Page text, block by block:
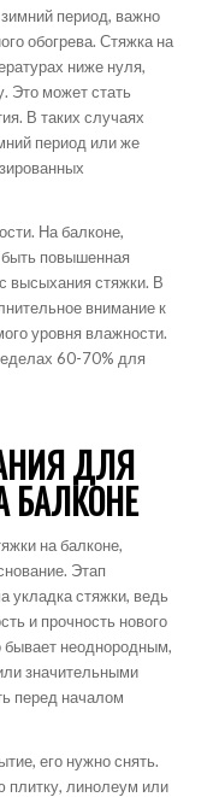
период, важно
обогрева. Стяжка на
ниже нуля,
Это может стать
В таких случаях
период или же
На балконе,
повышенная
высыхания стяжки. В
внимание к
уровня влажности.
60-70% для
ДЛЯ
БАЛКОНЕ
на балконе,
Этап
укладка стяжки, ведь
и прочность нового
бывает неоднородным,
значительными
перед началом
его нужно снять.
плитку, линолеум или